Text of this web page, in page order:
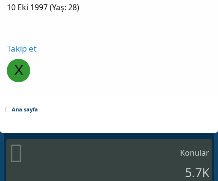
10 Eki 1997 (Yaş: 28)
Takip et
X
Ana sayfa
Konular
5.7K